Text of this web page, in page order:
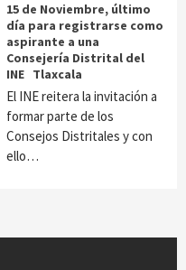
15 de Noviembre, último
día para registrarse como
aspirante a una
Consejería Distrital del
INE Tlaxcala
El INE reitera la invitación a
formar parte de los
Consejos Distritales y con
ello…